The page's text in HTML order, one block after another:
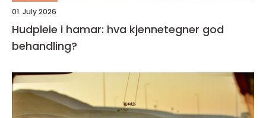
01. July 2026
Hudpleie i hamar: hva kjennetegner god
behandling?